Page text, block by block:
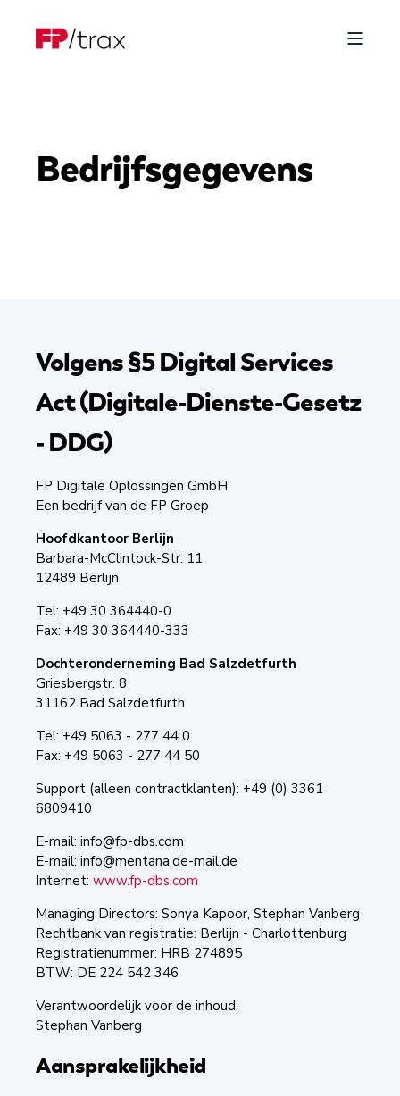
Bedrijfsgegevens
Volgens §5 Digital Services
Act (Digitale-Dienste-Gesetz
- DDG)
FP Digitale Oplossingen GmbH
Een bedrijf van de FP Groep
Hoofdkantoor Berlijn
Barbara-McClintock-Str. 11
12489 Berlijn
Tel: +49 30 364440-0
Fax: +49 30 364440-333
Dochteronderneming Bad Salzdetfurth
Griesbergstr. 8
31162 Bad Salzdetfurth
Tel: +49 5063 - 277 44 0
Fax: +49 5063 - 277 44 50
Support (alleen contractklanten): +49 (0) 3361
6809410
E-mail: info@fp-dbs.com
E-mail: info@mentana.de-mail.de
Internet: www.fp-dbs.com
Managing Directors: Sonya Kapoor, Stephan Vanberg
Rechtbank van registratie: Berlijn - Charlottenburg
Registratienummer: HRB 274895
BTW: DE 224 542 346
Verantwoordelijk voor de inhoud:
Stephan Vanberg
Aansprakelijkheid